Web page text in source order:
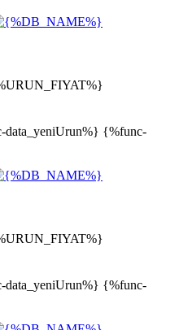
data_yeniUrun%} {%func-
data_yeniUrun%} {%func-